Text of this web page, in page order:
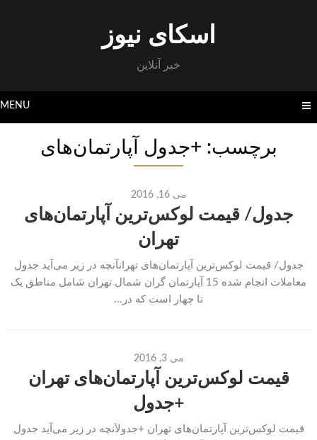
اسکای نیوز
خبر آنلاین
MENU
برچسب: +جدول آپارتمان‌های
می 16, 2016
جدول/ قیمت لوکس‌ترین آپارتمان‌های
تهران
جدول/ قیمت لوکس‌ترین آپارتمان‌های تهرانآنچه در زیر می‌آید جدول
معاملات انجام شده 15 آپارتمان گران شمال تهران شامل مناطق یک
تا چهار است که در...
می 3, 2016
قیمت لوکس‌ترین آپارتمان‌های تهران
+جدول
قیمت لوکس‌ترین آپارتمان‌های تهران +جدولآنچه در زیر می‌آید جدول